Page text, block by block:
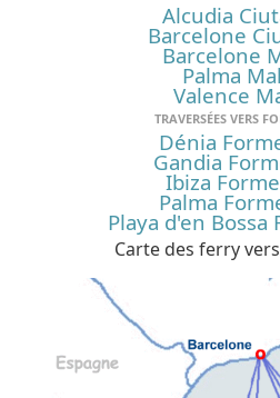
Alcudia
Barcelone
Barcelone
Palma
Valence
TRAVERSÉES VERS
Dénia
Gandia
Ibiza
Palma
Playa d'en
Carte des ferry